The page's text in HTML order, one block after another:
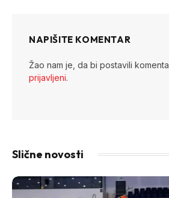
NAPIŠITE KOMENTAR
Žao nam je, da bi postavili
prijavljeni.
Slične novosti